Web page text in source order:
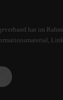
hat im